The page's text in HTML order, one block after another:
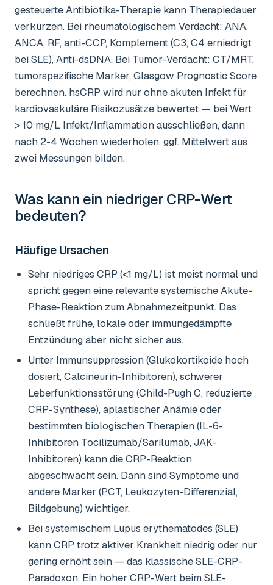
gesteuerte Antibiotika-Therapie kann Therapiedauer
verkürzen. Bei rheumatologischem Verdacht: ANA,
ANCA, RF, anti-CCP, Komplement (C3, C4 erniedrigt
bei SLE), Anti-dsDNA. Bei Tumor-Verdacht: CT/MRT,
tumorspezifische Marker, Glasgow Prognostic Score
berechnen. hsCRP wird nur ohne akuten Infekt für
kardiovaskuläre Risikozusätze bewertet — bei Wert
> 10 mg/L Infekt/Inflammation ausschließen, dann
nach 2-4 Wochen wiederholen, ggf. Mittelwert aus
zwei Messungen bilden.
Was kann ein niedrigerCRP-Wert
bedeuten?
Häufige Ursachen
Sehr niedriges CRP (<1 mg/L) ist meist normal und
spricht gegen eine relevante systemische Akute-
Phase-Reaktion zum Abnahmezeitpunkt. Das
schließt frühe, lokale oder immungedämpfte
Entzündung aber nicht sicher aus.
Unter Immunsuppression (Glukokortikoide hoch
dosiert, Calcineurin-Inhibitoren), schwerer
Leberfunktionsstörung (Child-Pugh C, reduzierte
CRP-Synthese), aplastischer Anämie oder
bestimmten biologischen Therapien (IL-6-
Inhibitoren Tocilizumab/Sarilumab, JAK-
Inhibitoren) kann die CRP-Reaktion
abgeschwächt sein. Dann sind Symptome und
andere Marker (PCT, Leukozyten-Differenzial,
Bildgebung) wichtiger.
Bei systemischem Lupus erythematodes (SLE)
kann CRP trotz aktiver Krankheit niedrig oder nur
gering erhöht sein — das klassische SLE-CRP-
Paradoxon. Ein hoher CRP-Wert beim SLE-